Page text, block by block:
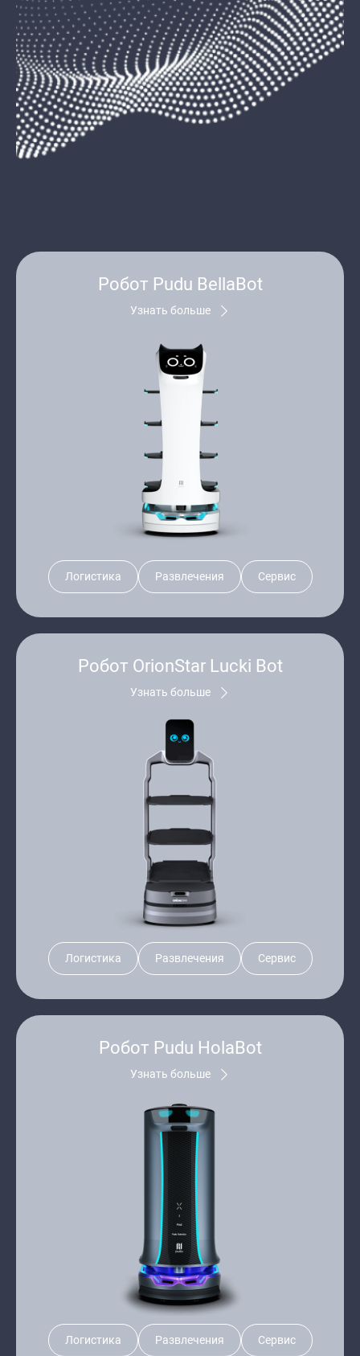
Робот Pudu BellaBot
Узнать больше
Логистика Развлечения Сервис
Робот OrionStar Lucki Bot
Узнать больше
Логистика Развлечения Сервис
Робот Pudu HolaBot
Узнать больше
Логистика Развлечения Сервис